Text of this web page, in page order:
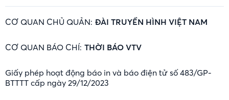
CƠ QUAN CHỦ QUẢN: ĐÀI TRUYỀN HÌNH VIỆT NAM
CƠ QUAN BÁO CHÍ: THỜI BÁO VTV
Giấy phép hoạt động báo in và báo điện tử số 483/GP-
BTTTT cấp ngày 29/12/2023